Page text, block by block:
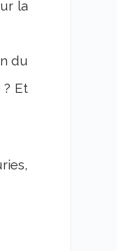
la
du
Et